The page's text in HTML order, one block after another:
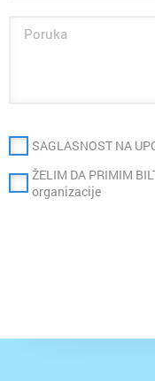
SAGLASNOST NA
ŽELIM DA PRIMIM
organizacije